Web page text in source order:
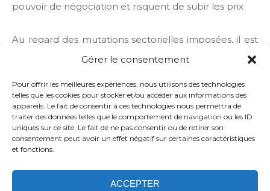
Gérer le consentement
Pour offrir les meilleures expériences, nous utilisons des technologies
telles que les cookies pour stocker et/ou accéder aux informations des
appareils. Le fait de consentir à ces technologies nous permettra de
traiter des données telles que le comportement de navigation ou les ID
uniques sur ce site. Le fait de ne pas consentir ou de retirer son
consentement peut avoir un effet négatif sur certaines caractéristiques
et fonctions.
ACCEPTER
pouvoir de négociation et risquent de subir les prix
Au regard des mutations sectorielles imposées, il est
peu probable que sur les 10 prochaines années, un
le statut quo.
Fin 2024, les réseaux représentent 25% du secteur et
les groupes de plus de 20 radiologues 15% du
secteur.